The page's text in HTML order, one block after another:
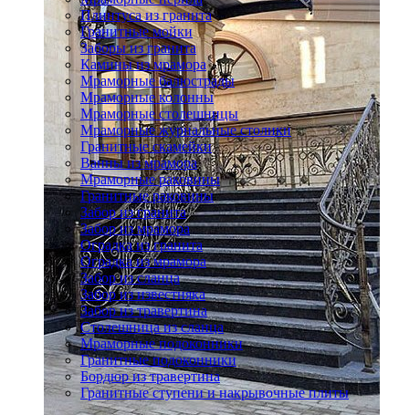
Плинтуса из гранита
Гранитные мойки
Заборы из гранита
Камины из мрамора
Мраморные балюстрады
Мраморные колонны
Мраморные столешницы
Мраморные журнальные столики
Гранитные скамейки
Ванны из мрамора
Мраморные раковины
Гранитные раковины
Забор из гранита
Забор из мрамора
Оградка из гранита
Оградка из мрамора
Забор из сланца
Забор из известняка
Забор из травертина
Столешница из сланца
Мраморные подоконники
Гранитные подоконники
Бордюр из травертина
Гранитные ступени и накрывочные плиты